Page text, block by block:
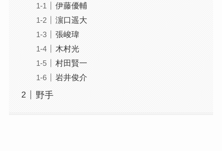
伊藤優輔
濵口遥大
張峻瑋
木村光
村田賢一
岩井俊介
野手